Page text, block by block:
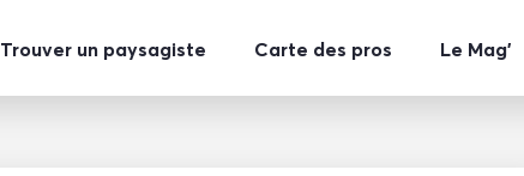
Trouver un paysagiste Carte des pros Le Mag’